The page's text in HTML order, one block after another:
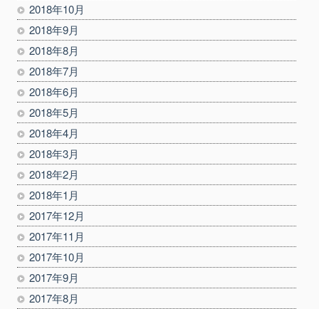
2018年10月
2018年9月
2018年8月
2018年7月
2018年6月
2018年5月
2018年4月
2018年3月
2018年2月
2018年1月
2017年12月
2017年11月
2017年10月
2017年9月
2017年8月